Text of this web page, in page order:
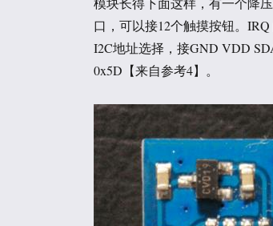
口，可以接12个触摸按钮。
I2C地址选择，接GND VDD
0x5D【来自参考4】。